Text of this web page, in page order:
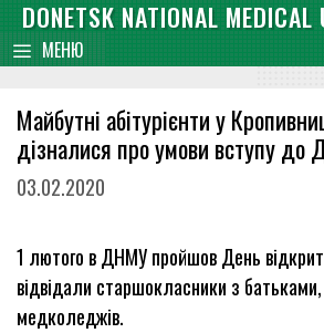
content
Skip
to
content
DONETSK NATIONAL
МЕНЮ
Майбутні абітурієнти у
дізналися про умови вступу
03.02.2020
1 лютого в ДНМУ пройшов День
відвідали старшокласники з
медколеджів.